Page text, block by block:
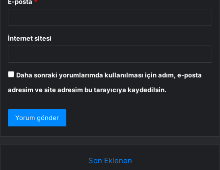
İnternet sitesi
Daha sonraki yorumlarımda kullanılması için adım, e-posta
adresim ve site adresim bu tarayıcıya kaydedilsin.
Son Eklenen